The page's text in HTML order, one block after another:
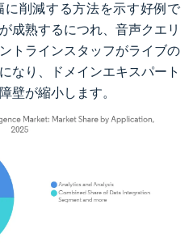
削減する方法を示す好例で
成熟するにつれ、音声クエリ
トラインスタッフがライブの
なり、ドメインエキスパート
壁が縮小します。